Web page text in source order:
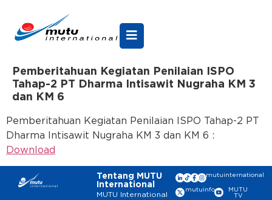
Pemberitahuan Kegiatan Penilaian ISPO
Tahap-2 PT Dharma Intisawit Nugraha KM 3
dan KM 6
Pemberitahuan Kegiatan Penilaian ISPO Tahap-2 PT
Dharma Intisawit Nugraha KM 3 dan KM 6 :
Download
Tentang MUTU
International
MUTU International
mutuinternational
mutuinfo
MUTU
TV